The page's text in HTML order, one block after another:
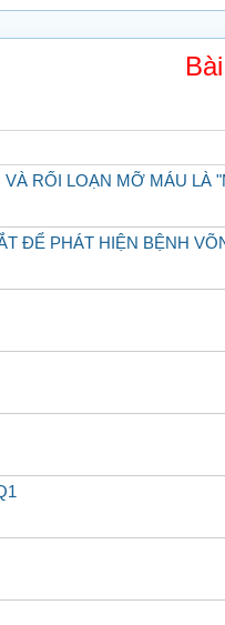
RỐI LOẠN MỠ MÁU LÀ
ĐỂ PHÁT HIỆN BỆNH